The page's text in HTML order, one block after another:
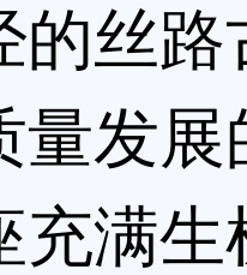
路
量发
充满